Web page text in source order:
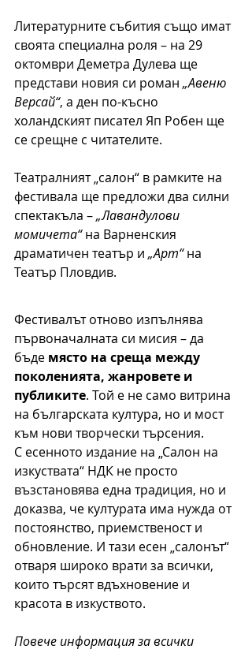
Литературните събития също имат
своята специална роля – на 29
октомври Деметра Дулева ще
представи новия си роман „Авеню
Версай“, а ден по-късно
холандският писател Яп Робен ще
се срещне с читателите.
Театралният „салон“ в рамките на
фестивала ще предложи два силни
спектакъла – „Лавандулови
момичета“ на Варненския
драматичен театър и „Арт“ на
Театър Пловдив.
Фестивалът отново изпълнява
първоначалната си мисия – да
бъде място на среща между
поколенията, жанровете и
публиките. Той е не само витрина
на българската култура, но и мост
към нови творчески търсения.
С есенното издание на „Салон на
изкуствата“ НДК не просто
възстановява една традиция, но и
доказва, че културата има нужда от
постоянство, приемственост и
обновление. И тази есен „салонът“
отваря широко врати за всички,
които търсят вдъхновение и
красота в изкуството.
Повече информация за всички